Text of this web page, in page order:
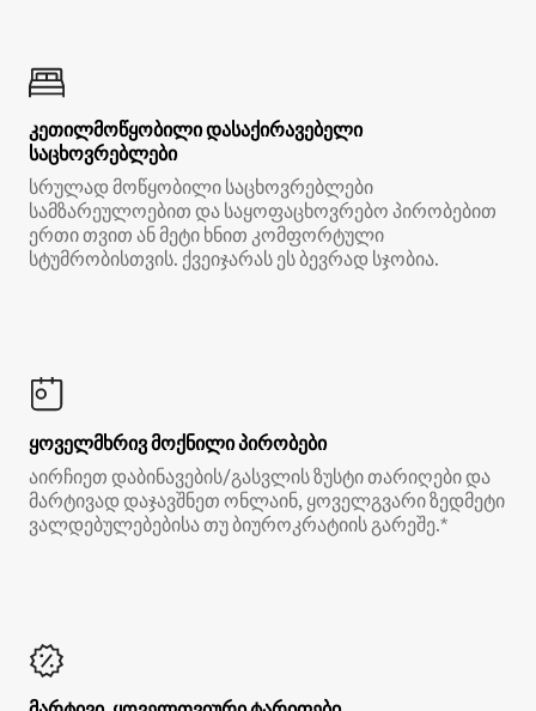
კეთილმოწყობილი დასაქირავებელი
საცხოვრებლები
სრულად მოწყობილი საცხოვრებლები
სამზარეულოებით და საყოფაცხოვრებო პირობებით
ერთი თვით ან მეტი ხნით კომფორტული
სტუმრობისთვის. ქვეიჯარას ეს ბევრად სჯობია.
ყოველმხრივ მოქნილი პირობები
აირჩიეთ დაბინავების/გასვლის ზუსტი თარიღები და
მარტივად დაჯავშნეთ ონლაინ, ყოველგვარი ზედმეტი
ვალდებულებებისა თუ ბიუროკრატიის გარეშე.*